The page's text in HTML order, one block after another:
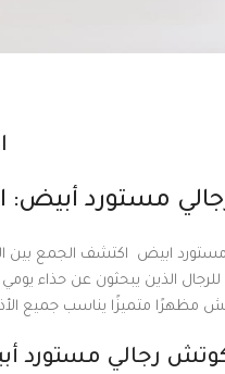
مستورد أبيض:
ابيض اكتشف الجمع بين
للرجال الذين يبحثون عن حذاء
مظهرًا متميزًا يناسب جميع
رجالي مستورد